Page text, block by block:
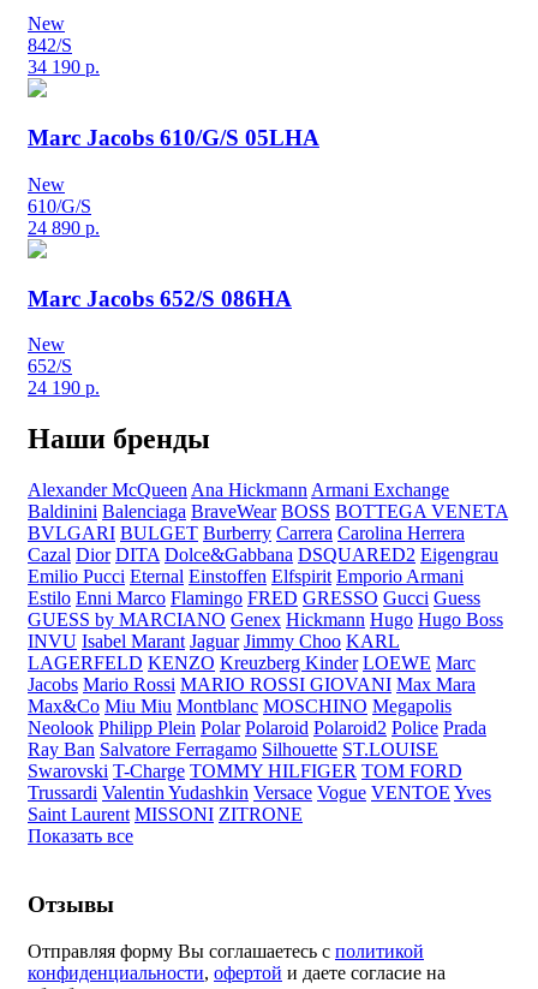
New
842/S
34 190 р.
Marc Jacobs 610/G/S 05LHA
New
610/G/S
24 890 р.
Marc Jacobs 652/S 086HA
New
652/S
24 190 р.
Наши бренды
Alexander McQueen Ana Hickmann Armani Exchange
Baldinini Balenciaga BraveWear BOSS BOTTEGA VENETA
BVLGARI BULGET Burberry Carrera Carolina Herrera
Cazal Dior DITA Dolce&Gabbana DSQUARED2 Eigengrau
Emilio Pucci Eternal Einstoffen Elfspirit Emporio Armani
Estilo Enni Marco Flamingo FRED GRESSO Gucci Guess
GUESS by MARCIANO Genex Hickmann Hugo Hugo Boss
INVU Isabel Marant Jaguar Jimmy Choo KARL
LAGERFELD KENZO Kreuzberg Kinder LOEWE Marc
Jacobs Mario Rossi MARIO ROSSI GIOVANI Max Mara
Max&Co Miu Miu Montblanc MOSCHINO Megapolis
Neolook Philipp Plein Polar Polaroid Polaroid2 Police Prada
Ray Ban Salvatore Ferragamo Silhouette ST.LOUISE
Swarovski T-Charge TOMMY HILFIGER TOM FORD
Trussardi Valentin Yudashkin Versace Vogue VENTOE Yves
Saint Laurent MISSONI ZITRONE
Показать все
Отзывы
Отправляя форму Вы соглашаетесь с политикой
конфиденциальности, офертой и даете согласие на